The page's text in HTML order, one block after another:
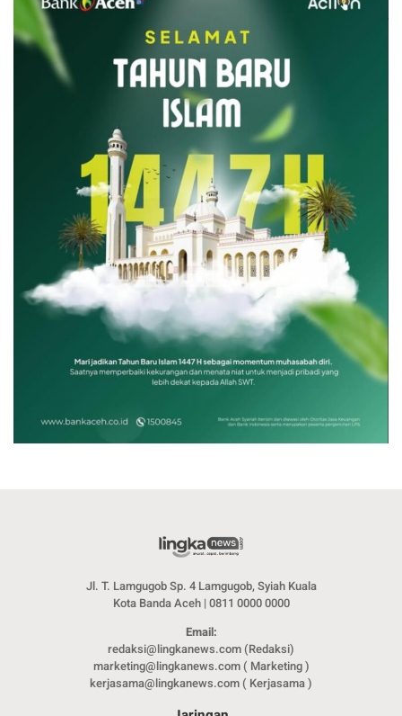
Jl. T. Lamgugob Sp. 4 Lamgugob, Syiah Kuala
Kota Banda Aceh | 0811 0000 0000
Email:
redaksi@lingkanews.com (Redaksi)
marketing@lingkanews.com ( Marketing )
kerjasama@lingkanews.com ( Kerjasama )